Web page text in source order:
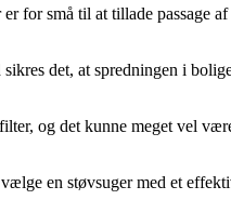
for små til at tillade passage
det, at spredningen i
og det kunne meget vel
en støvsuger med et